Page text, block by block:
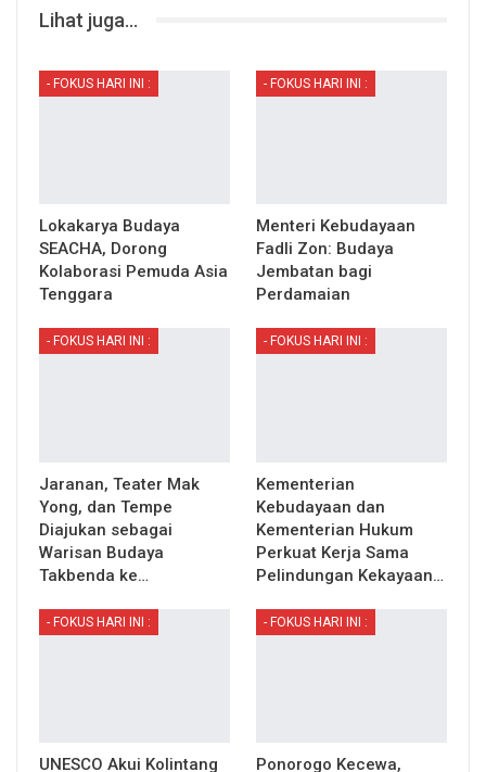
Lihat juga...
- FOKUS HARI INI :
Lokakarya Budaya
SEACHA, Dorong
Kolaborasi Pemuda Asia
Tenggara
- FOKUS HARI INI :
Menteri Kebudayaan
Fadli Zon: Budaya
Jembatan bagi
Perdamaian
- FOKUS HARI INI :
Jaranan, Teater Mak
Yong, dan Tempe
Diajukan sebagai
Warisan Budaya
Takbenda ke…
- FOKUS HARI INI :
Kementerian
Kebudayaan dan
Kementerian Hukum
Perkuat Kerja Sama
Pelindungan Kekayaan…
- FOKUS HARI INI :
UNESCO Akui Kolintang
- FOKUS HARI INI :
Ponorogo Kecewa,